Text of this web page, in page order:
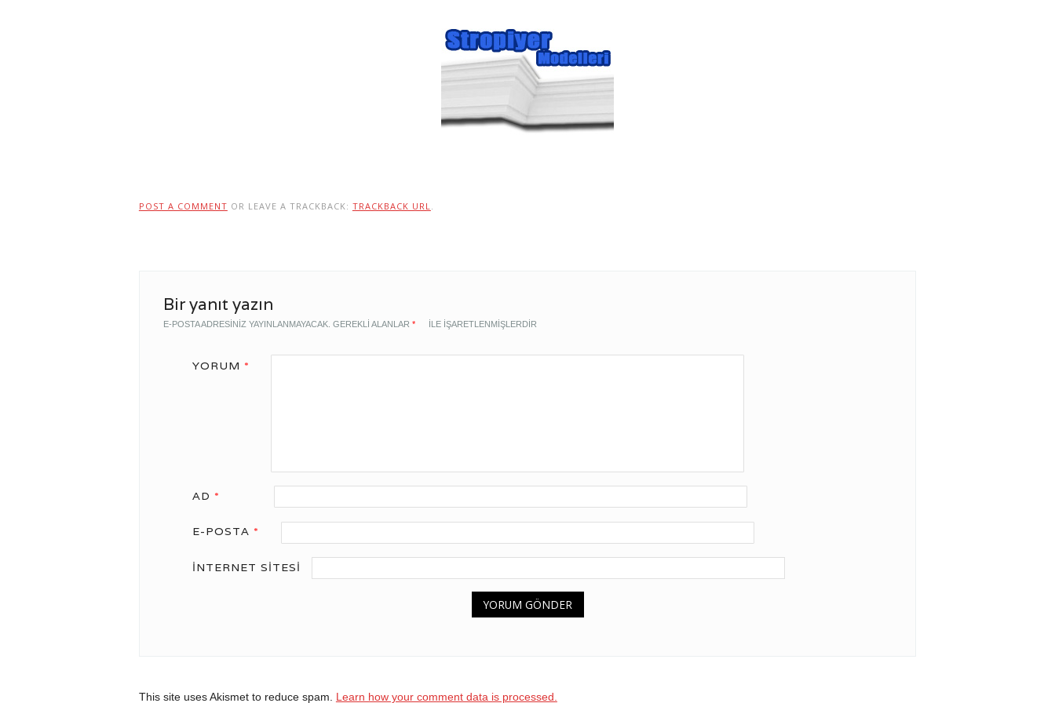
POST A COMMENT OR LEAVE A TRACKBACK: TRACKBACK URL.
Bir yanıt yazın
E-POSTA ADRESINIZ YAYINLANMAYACAK. GEREKLI ALANLAR * ILE IŞARETLENMIŞLERDIR
YORUM *
AD *
E-POSTA *
İNTERNET SITESI
This site uses Akismet to reduce spam. Learn how your comment data is processed.